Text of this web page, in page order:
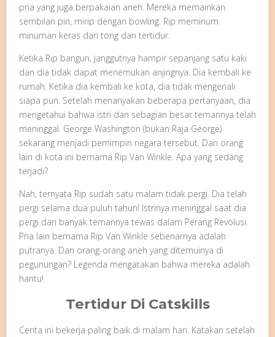
pria yang juga berpakaian aneh. Mereka memainkan
sembilan pin, mirip dengan bowling. Rip meminum
minuman keras dari tong dan tertidur.
Ketika Rip bangun, janggutnya hampir sepanjang satu kaki
dan dia tidak dapat menemukan anjingnya. Dia kembali ke
rumah. Ketika dia kembali ke kota, dia tidak mengenali
siapa pun. Setelah menanyakan beberapa pertanyaan, dia
mengetahui bahwa istri dan sebagian besar temannya telah
meninggal. George Washington (bukan Raja George)
sekarang menjadi pemimpin negara tersebut. Dan orang
lain di kota ini bernama Rip Van Winkle. Apa yang sedang
terjadi?
Nah, ternyata Rip sudah satu malam tidak pergi. Dia telah
pergi selama dua puluh tahun! Istrinya meninggal saat dia
pergi dan banyak temannya tewas dalam Perang Revolusi.
Pria lain bernama Rip Van Winkle sebenarnya adalah
putranya. Dan orang-orang aneh yang ditemuinya di
pegunungan? Legenda mengatakan bahwa mereka adalah
hantu!
Tertidur Di Catskills
Cerita ini bekerja paling baik di malam hari. Katakan setelah